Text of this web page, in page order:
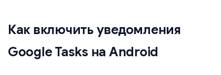
Как включить уведомления
Google Tasks на Android